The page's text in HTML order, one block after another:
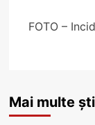
FOTO –
Mai multe